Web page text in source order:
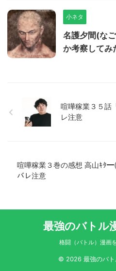
小ネタ
名護夕間(な
か考察してみ
喧嘩稼業３５話
レ注意
喧嘩稼業３巻の感想 高山ｷﾀ
バレ注意
最強のバトル
格闘（バトル）漫画
© 2026 最強のバト